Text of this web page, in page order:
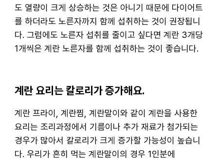
도 열량이 크게 상승하는 것은 아니기 때문에 다이어트
를 하더라도 노른자까지 함께 섭취하는 것이 권장됩니
다. 그럼에도 노른자 섭취를 줄이고 싶다면 계란 3개당
1개씩은 계란 노른자를 함께 섭취하는 것이 좋습니다.
계란 요리는 칼로리가 증가해요.
계란 프라이, 계란찜, 계란말이와 같이 계란을 사용한
요리는 조리과정에서 기름이나 추가 재료가 첨가되는
경우가 많아서 칼로리가 크게 증가할 가능성이 높습니
다. 우리가 흔히 먹는 계란말이의 경우 1인분에